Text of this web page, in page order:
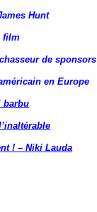
Hunt
film
de sponsors
en Europe
barbu
! – Niki Lauda